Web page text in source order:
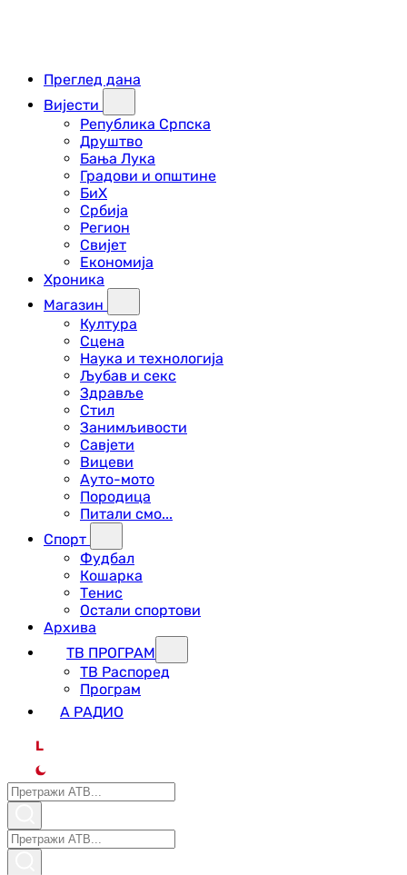
Преглед дана
Вијести
Република Српска
Друштво
Бања Лука
Градови и општине
БиХ
Србија
Регион
Свијет
Економија
Хроника
Магазин
Култура
Сцена
Наука и технологија
Љубав и секс
Здравље
Стил
Занимљивости
Савјети
Вицеви
Ауто-мото
Породица
Питали смо...
Спорт
Фудбал
Кошарка
Тенис
Остали спортови
Архива
ТВ ПРОГРАМ
ТВ Распоред
Програм
А РАДИО
L